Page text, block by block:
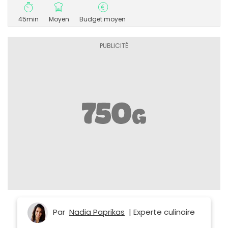
45min Moyen Budget moyen
Par Nadia Paprikas | Experte culinaire